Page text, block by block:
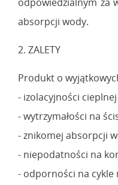
absorpcji wody.
2. ZALETY
Produkt o
- izolacyjności cieplnej
- wytrzymałości na
- znikomej absorpcji
- niepodatności na
- odporności na cykle